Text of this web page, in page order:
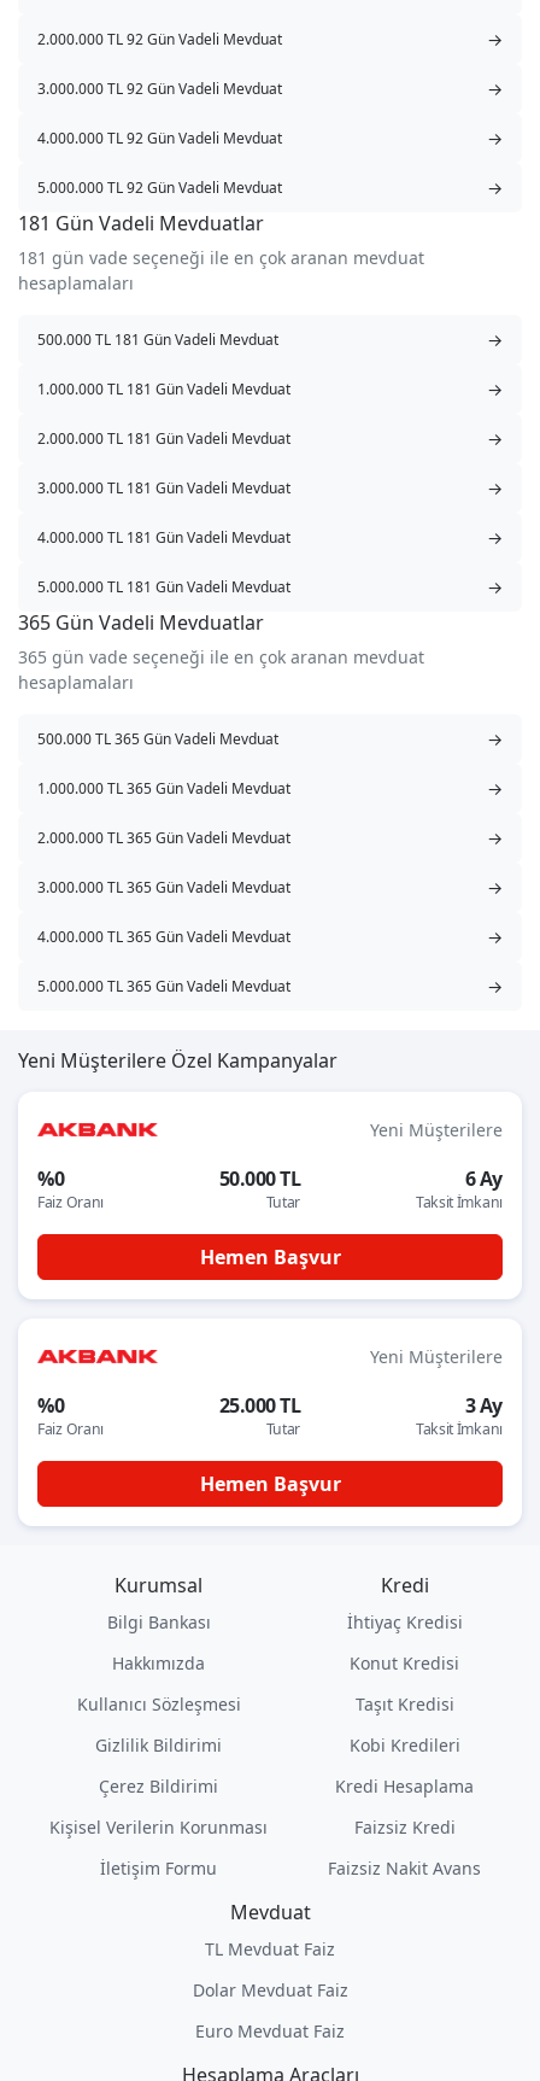
2.000.000 TL 92 Gün Vadeli Mevduat →
3.000.000 TL 92 Gün Vadeli Mevduat →
4.000.000 TL 92 Gün Vadeli Mevduat →
5.000.000 TL 92 Gün Vadeli Mevduat →
181 Gün Vadeli Mevduatlar
181 gün vade seçeneği ile en çok aranan mevduat
hesaplamaları
500.000 TL 181 Gün Vadeli Mevduat →
1.000.000 TL 181 Gün Vadeli Mevduat →
2.000.000 TL 181 Gün Vadeli Mevduat →
3.000.000 TL 181 Gün Vadeli Mevduat →
4.000.000 TL 181 Gün Vadeli Mevduat →
5.000.000 TL 181 Gün Vadeli Mevduat →
365 Gün Vadeli Mevduatlar
365 gün vade seçeneği ile en çok aranan mevduat
hesaplamaları
500.000 TL 365 Gün Vadeli Mevduat →
1.000.000 TL 365 Gün Vadeli Mevduat →
2.000.000 TL 365 Gün Vadeli Mevduat →
3.000.000 TL 365 Gün Vadeli Mevduat →
4.000.000 TL 365 Gün Vadeli Mevduat →
5.000.000 TL 365 Gün Vadeli Mevduat →
Yeni Müşterilere Özel Kampanyalar
Yeni Müşterilere
%0
Faiz Oranı
50.000 TL
Tutar
6 Ay
Taksit İmkanı
Hemen Başvur
Yeni Müşterilere
%0
Faiz Oranı
25.000 TL
Tutar
3 Ay
Taksit İmkanı
Hemen Başvur
Kurumsal
Bilgi Bankası
Hakkımızda
Kullanıcı Sözleşmesi
Gizlilik Bildirimi
Çerez Bildirimi
Kişisel Verilerin Korunması
İletişim Formu
Kredi
İhtiyaç Kredisi
Konut Kredisi
Taşıt Kredisi
Kobi Kredileri
Kredi Hesaplama
Faizsiz Kredi
Faizsiz Nakit Avans
Mevduat
TL Mevduat Faiz
Dolar Mevduat Faiz
Euro Mevduat Faiz
Hesaplama Araçları